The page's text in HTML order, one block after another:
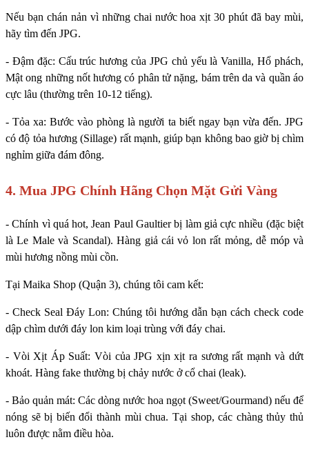
Nếu bạn chán nản vì những chai nước hoa xịt 30 phút đã bay mùi,
hãy tìm đến JPG.
- Đậm đặc: Cấu trúc hương của JPG chủ yếu là Vanilla, Hổ phách,
Mật ong những nốt hương có phân tử nặng, bám trên da và quần áo
cực lâu (thường trên 10-12 tiếng).
- Tỏa xa: Bước vào phòng là người ta biết ngay bạn vừa đến. JPG
có độ tỏa hương (Sillage) rất mạnh, giúp bạn không bao giờ bị chìm
nghỉm giữa đám đông.
4. Mua JPG Chính Hãng Chọn Mặt Gửi Vàng
- Chính vì quá hot, Jean Paul Gaultier bị làm giả cực nhiều (đặc biệt
là Le Male và Scandal). Hàng giả cái vỏ lon rất mỏng, dễ móp và
mùi hương nồng mùi cồn.
Tại Maika Shop (Quận 3), chúng tôi cam kết:
- Check Seal Đáy Lon: Chúng tôi hướng dẫn bạn cách check code
dập chìm dưới đáy lon kim loại trùng với đáy chai.
- Vòi Xịt Áp Suất: Vòi của JPG xịn xịt ra sương rất mạnh và dứt
khoát. Hàng fake thường bị chảy nước ở cổ chai (leak).
- Bảo quản mát: Các dòng nước hoa ngọt (Sweet/Gourmand) nếu để
nóng sẽ bị biến đổi thành mùi chua. Tại shop, các chàng thủy thủ
luôn được nằm điều hòa.